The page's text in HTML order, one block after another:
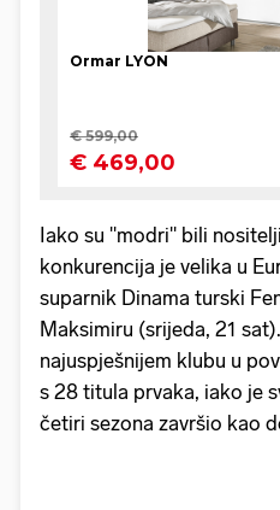
Iako su ''modri'' bili
konkurencija je velika u
suparnik Dinama turski
Maksimiru (srijeda, 21
najuspješnijem klubu u
s 28 titula prvaka, iako je
četiri sezona završio kao